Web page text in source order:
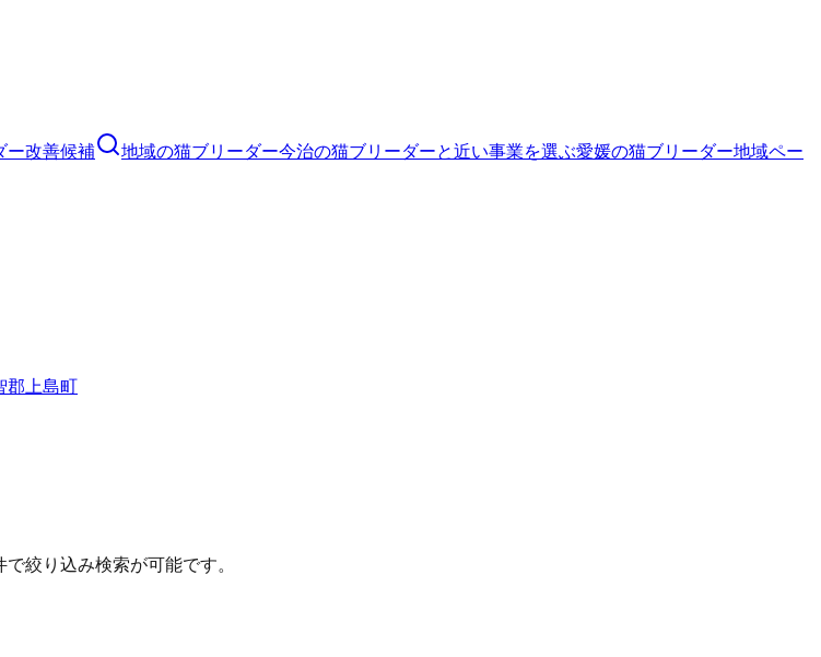
ー改善候補 地域の猫ブリーダー今治の猫ブリーダーと近い事業を選ぶ愛媛の猫ブリーダー地域ペー
郡上島町
絞り込み検索が可能です。